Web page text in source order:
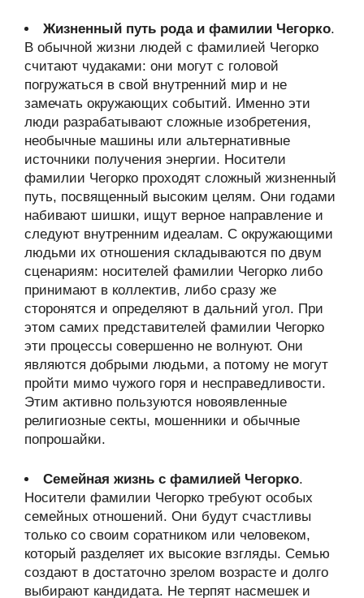
Жизненный путь рода и фамилии Чегорко.
В обычной жизни людей с фамилией Чегорко
считают чудаками: они могут с головой
погружаться в свой внутренний мир и не
замечать окружающих событий. Именно эти
люди разрабатывают сложные изобретения,
необычные машины или альтернативные
источники получения энергии. Носители
фамилии Чегорко проходят сложный жизненный
путь, посвященный высоким целям. Они годами
набивают шишки, ищут верное направление и
следуют внутренним идеалам. С окружающими
людьми их отношения складываются по двум
сценариям: носителей фамилии Чегорко либо
принимают в коллектив, либо сразу же
сторонятся и определяют в дальний угол. При
этом самих представителей фамилии Чегорко
эти процессы совершенно не волнуют. Они
являются добрыми людьми, а потому не могут
пройти мимо чужого горя и несправедливости.
Этим активно пользуются новоявленные
религиозные секты, мошенники и обычные
попрошайки.
Семейная жизнь с фамилией Чегорко.
Носители фамилии Чегорко требуют особых
семейных отношений. Они будут счастливы
только со своим соратником или человеком,
который разделяет их высокие взгляды. Семью
создают в достаточно зрелом возрасте и долго
выбирают кандидата. Не терпят насмешек и